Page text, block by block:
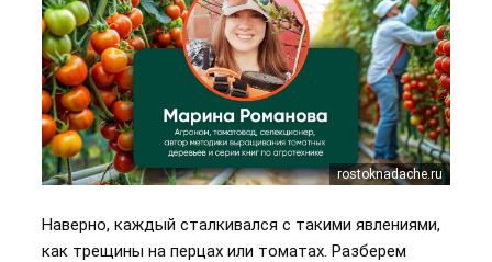
rostoknadache.ru
Наверно, каждый сталкивался с такими явлениями,
как трещины на перцах или томатах. Разберем